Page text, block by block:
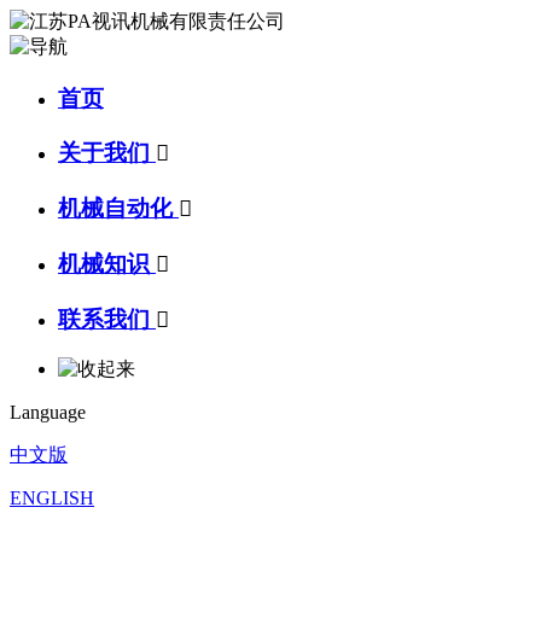
首页
关于我们 
机械自动化 
机械知识 
联系我们 
Language
中文版
ENGLISH